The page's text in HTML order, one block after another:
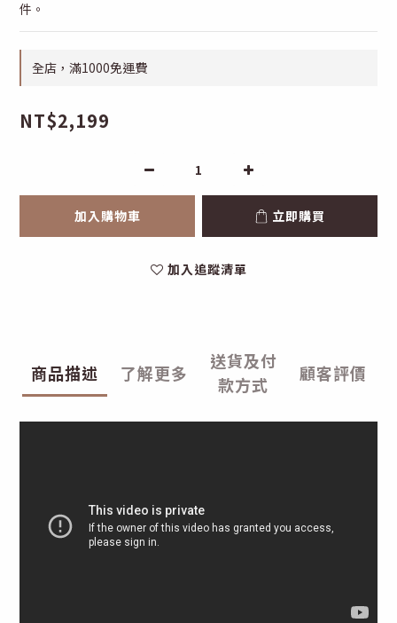
件。
全店，滿1000免運費
NT$2,199
加入購物車 立即購買
加入追蹤清單
商品描述 了解更多
送貨及付
款方式
顧客評價